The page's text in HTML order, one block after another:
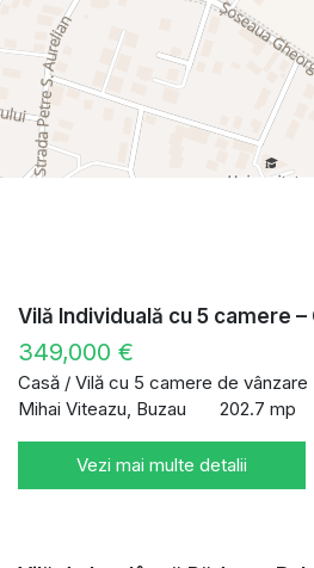
Vilă Individuală cu 5 camere
349,000 €
Casă / Vilă cu 5 camere de vânzare
Mihai Viteazu, Buzau
202.7 mp
Vezi mai multe detalii